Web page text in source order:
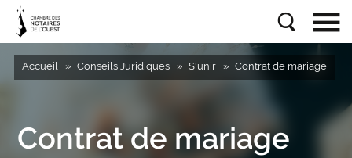
Accueil Conseils Juridiques S'unir Contrat de mariage
Contrat de mariage